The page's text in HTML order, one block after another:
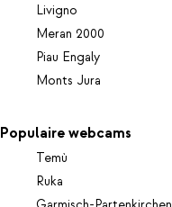
Livigno
Meran 2000
Piau Engaly
Monts Jura
Populaire webcams
Temù
Ruka